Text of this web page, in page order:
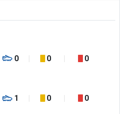
0 0 0
1 0 0